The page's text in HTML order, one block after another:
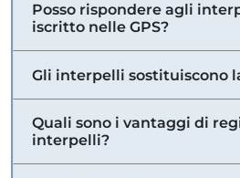
Posso rispondere agli
iscritto nelle GPS?
Gli interpelli sostituiscono
Quali sono i vantaggi di
interpelli?